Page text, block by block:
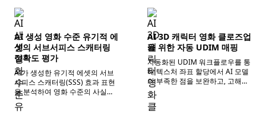
AI 생성 영화 수준 유기적 에
셋의 서브서피스 스캐터링
정확도 평가
AI가 생성한 유기적 에셋의 서브
서피스 스캐터링(SSS) 효과 표현
을 분석하여 영화 수준의 사실적
인 렌더링을 위한 평가 기준과 조
정 제안을 제공합니다.
AI 3D 캐릭터 영화 클로즈업
을 위한 자동 UDIM 매핑
자동화된 UDIM 워크플로우를 통
해 텍스처 좌표 할당에서 AI 모델
의 부족한 점을 보완하고, 고해상
도 텍스처에 대한 영화 클로즈업
샷의 요구 사항을 충족합니다.